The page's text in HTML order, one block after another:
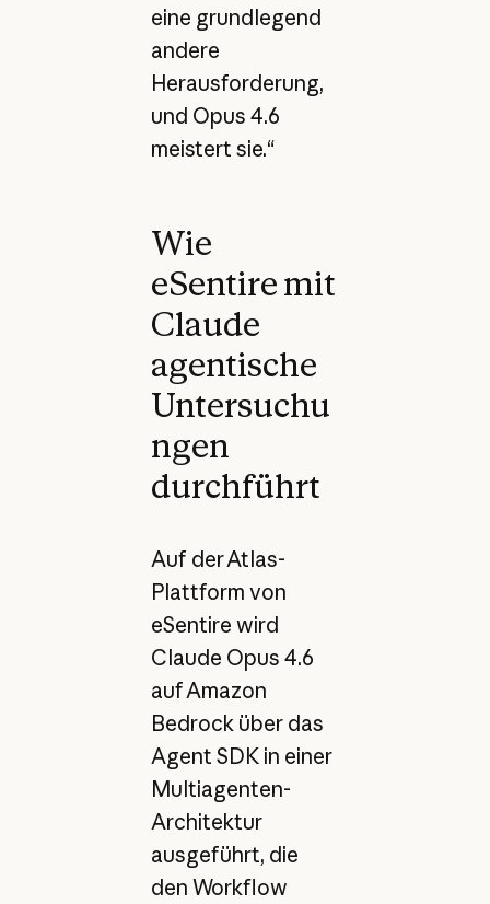
eine grundlegend
andere
Herausforderung,
und Opus 4.6
meistert sie.“
Wie
eSentire mit
Claude
agentische
Untersuchu
ngen
durchführt
Auf der Atlas-
Plattform von
eSentire wird
Claude Opus 4.6
auf Amazon
Bedrock über das
Agent SDK in einer
Multiagenten-
Architektur
ausgeführt, die
den Workflow